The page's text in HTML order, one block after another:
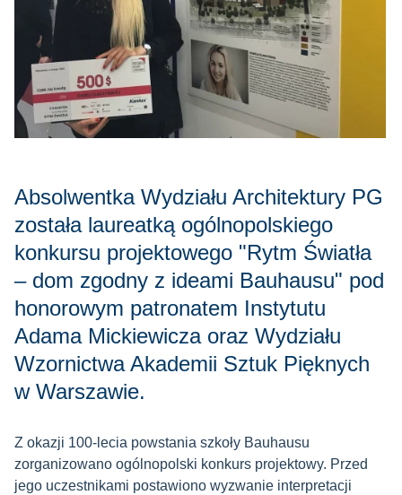
Absolwentka Wydziału Architektury PG
została laureatką ogólnopolskiego
konkursu projektowego "Rytm Światła
– dom zgodny z ideami Bauhausu" pod
honorowym patronatem Instytutu
Adama Mickiewicza oraz Wydziału
Wzornictwa Akademii Sztuk Pięknych
w Warszawie.
Z okazji 100-lecia powstania szkoły Bauhausu
zorganizowano ogólnopolski konkurs projektowy. Przed
jego uczestnikami postawiono wyzwanie interpretacji